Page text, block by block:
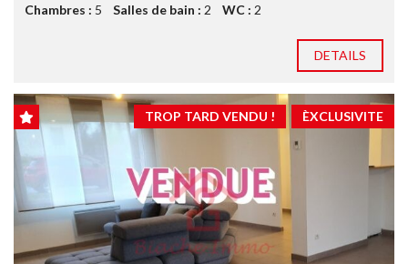
Chambres : 5 Salles de bain : 2 WC : 2
DETAILS
ÈXCLUSIVITE
TROP TARD VENDU !